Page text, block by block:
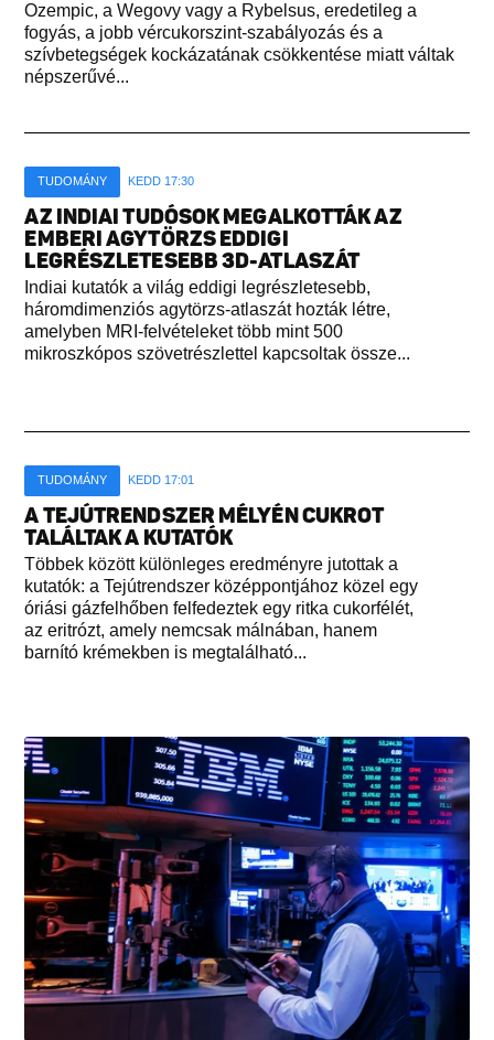
Ozempic, a Wegovy vagy a Rybelsus, eredetileg a
fogyás, a jobb vércukorszint-szabályozás és a
szívbetegségek kockázatának csökkentése miatt váltak
népszerűvé...
TUDOMÁNY KEDD 17:30
AZ INDIAI TUDÓSOK MEGALKOTTÁK AZ
EMBERI AGYTÖRZS EDDIGI
LEGRÉSZLETESEBB 3D-ATLASZÁT
Indiai kutatók a világ eddigi legrészletesebb,
háromdimenziós agytörzs-atlaszát hozták létre,
amelyben MRI-felvételeket több mint 500
mikroszkópos szövetrészlettel kapcsoltak össze...
TUDOMÁNY KEDD 17:01
A TEJÚTRENDSZER MÉLYÉN CUKROT
TALÁLTAK A KUTATÓK
Többek között különleges eredményre jutottak a
kutatók: a Tejútrendszer középpontjához közel egy
óriási gázfelhőben felfedeztek egy ritka cukorfélét,
az eritrózt, amely nemcsak málnában, hanem
barnító krémekben is megtalálható...